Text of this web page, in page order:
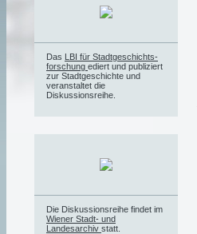
Das LBI für Stadtgeschichts-
forschung ediert und publiziert
zur Stadtgeschichte und
veranstaltet die
Diskussionsreihe.
Die Diskussionsreihe findet im
Wiener Stadt- und
Landesarchiv statt.